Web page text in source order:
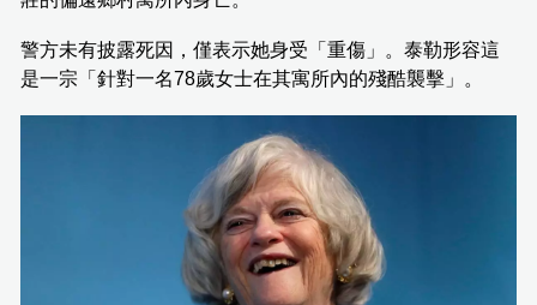
警方未有披露死因，僅表示她身受「重傷」。泰勒形容這
是一宗「針對一名78歲女士在其寓所內的殘酷襲擊」。